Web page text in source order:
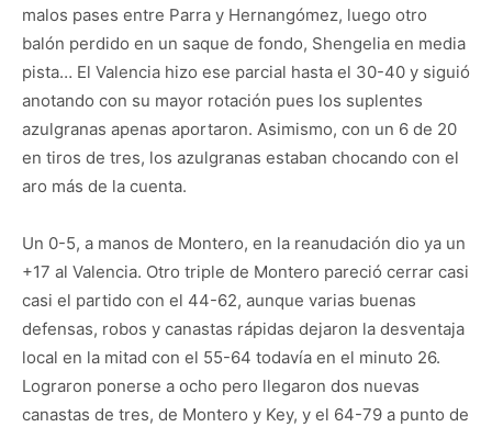
malos pases entre Parra y Hernangómez, luego otro
balón perdido en un saque de fondo, Shengelia en media
pista… El Valencia hizo ese parcial hasta el 30-40 y siguió
anotando con su mayor rotación pues los suplentes
azulgranas apenas aportaron. Asimismo, con un 6 de 20
en tiros de tres, los azulgranas estaban chocando con el
aro más de la cuenta.
Un 0-5, a manos de Montero, en la reanudación dio ya un
+17 al Valencia. Otro triple de Montero pareció cerrar casi
casi el partido con el 44-62, aunque varias buenas
defensas, robos y canastas rápidas dejaron la desventaja
local en la mitad con el 55-64 todavía en el minuto 26.
Lograron ponerse a ocho pero llegaron dos nuevas
canastas de tres, de Montero y Key, y el 64-79 a punto de